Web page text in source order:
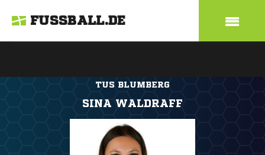
FUSSBALL.DE
TUS BLUMBERG
SINA WALDRAFF